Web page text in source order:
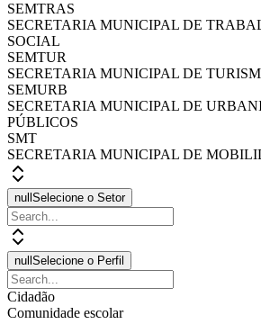
SEMTRAS
SECRETARIA MUNICIPAL DE
SOCIAL
SEMTUR
SECRETARIA MUNICIPAL DE
SEMURB
SECRETARIA MUNICIPAL DE
PÚBLICOS
SMT
SECRETARIA MUNICIPAL DE
null Selecione o Setor
null Selecione o Perfil
Cidadão
Comunidade escolar